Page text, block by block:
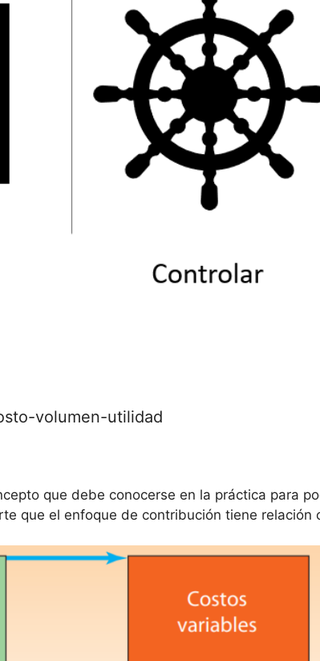
volumen-utilidad
que debe conocerse en la práctica para
que el enfoque de contribución tiene relación